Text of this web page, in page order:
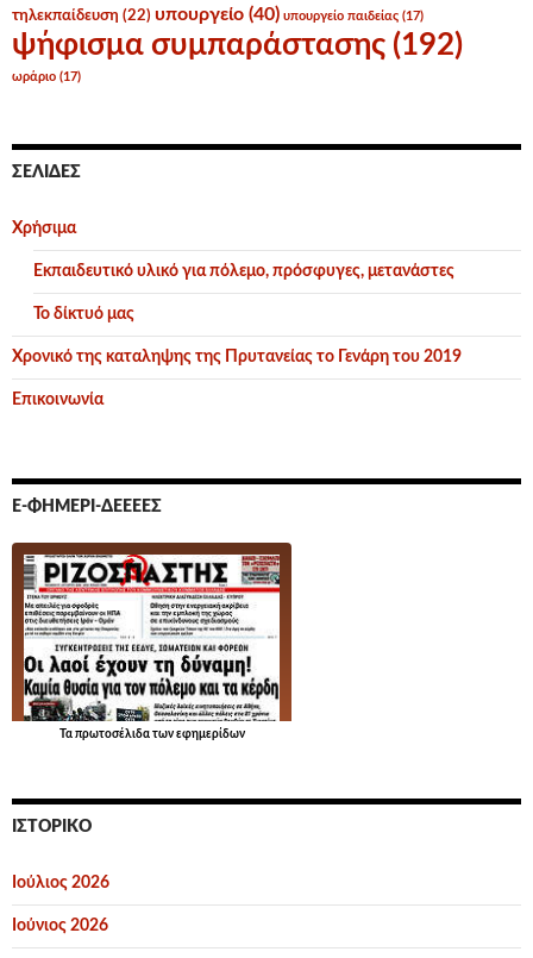
τηλεκπαίδευση (22) υπουργείο (40) υπουργείο παιδείας (17)
ψήφισμα συμπαράστασης (192)
ωράριο (17)
ΣΕΛΊΔΕΣ
Χρήσιμα
Εκπαιδευτικό υλικό για πόλεμο, πρόσφυγες, μετανάστες
Το δίκτυό μας
Χρονικό της καταληψης της Πρυτανείας το Γενάρη του 2019
Επικοινωνία
Ε-ΦΗΜΕΡΊ-ΔΕΕΕΕΣ
Τα πρωτοσέλιδατων εφημερίδων
ΙΣΤΟΡΙΚΌ
Ιούλιος 2026
Ιούνιος 2026